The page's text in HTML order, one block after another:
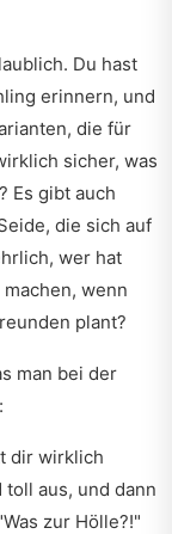
Du hast
erinnern, und
die für
sicher, was
Es gibt auch
die sich auf
wer hat
wenn
plant?
man bei der
dir wirklich
toll aus, und dann
zur Hölle?!"